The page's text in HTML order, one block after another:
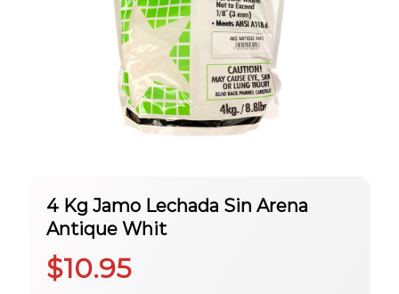
4 Kg Jamo Lechada Sin Arena
Antique Whit
$10.95